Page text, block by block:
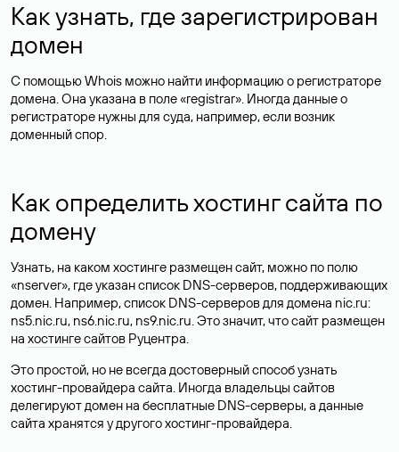
Как узнать, где зарегистрирован
домен
С помощью Whois можно найти информацию о регистраторе
домена. Она указана в поле «registrar». Иногда данные о
регистраторе нужны для суда, например, если возник
доменный спор.
Как определить хостинг сайта по
домену
Узнать, на каком хостинге размещен сайт, можно по полю
«nserver», где указан список DNS-серверов, поддерживающих
домен. Например, список DNS-серверов для домена nic.ru:
ns5.nic.ru, ns6.nic.ru, ns9.nic.ru. Это значит, что сайт размещен
на хостинге сайтов Руцентра.
Это простой, но не всегда достоверный способ узнать
хостинг-провайдера сайта. Иногда владельцы сайтов
делегируют домен на бесплатные DNS-серверы, а данные
сайта хранятся у другого хостинг-провайдера.